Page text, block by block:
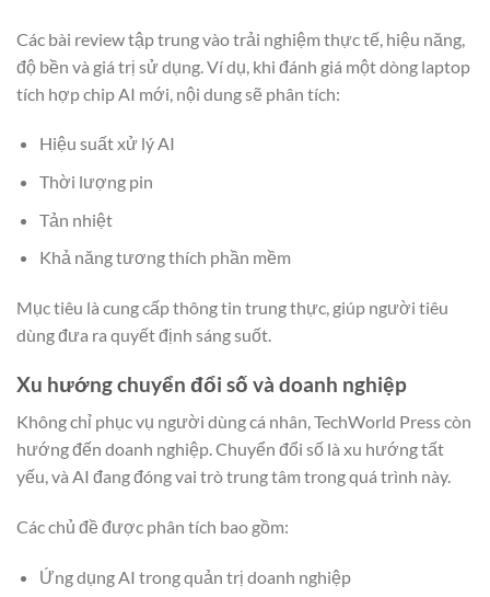
Các bài review tập trung vào trải nghiệm thực tế, hiệu năng,
độ bền và giá trị sử dụng. Ví dụ, khi đánh giá một dòng laptop
tích hợp chip AI mới, nội dung sẽ phân tích:
Hiệu suất xử lý AI
Thời lượng pin
Tản nhiệt
Khả năng tương thích phần mềm
Mục tiêu là cung cấp thông tin trung thực, giúp người tiêu
dùng đưa ra quyết định sáng suốt.
Xu hướng chuyển đổi số và doanh nghiệp
Không chỉ phục vụ người dùng cá nhân, TechWorld Press còn
hướng đến doanh nghiệp. Chuyển đổi số là xu hướng tất
yếu, và AI đang đóng vai trò trung tâm trong quá trình này.
Các chủ đề được phân tích bao gồm:
Ứng dụng AI trong quản trị doanh nghiệp